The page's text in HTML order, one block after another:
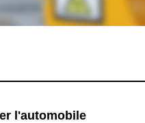
l'automobile